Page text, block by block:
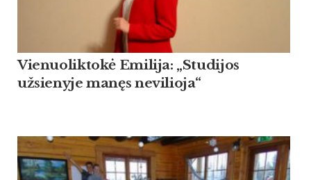
Vienuoliktokė Emilija: „Studijos
užsienyje manęs nevilioja“